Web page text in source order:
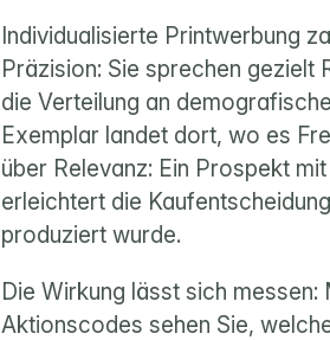
Individualisierte Printwerbung
Präzision: Sie sprechen gezielt
die Verteilung an
Exemplar landet dort, wo es
über Relevanz: Ein Prospekt
erleichtert die
produziert wurde.
Die Wirkung lässt sich
Aktionscodes sehen Sie,